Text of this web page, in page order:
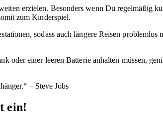
erzielen. Besonders wenn Du regelmäßig
zum Kinderspiel.
sodass auch längere Reisen
oder einer leeren Batterie anhalten müssen,
– Steve Jobs
ein!